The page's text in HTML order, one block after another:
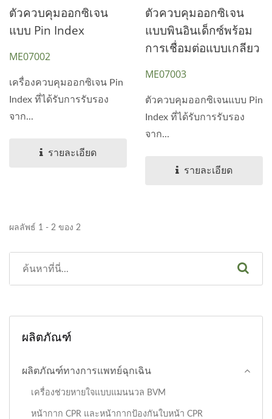
ตัวควบคุมออกซิเจน
แบบ Pin Index
ME07002
เครื่องควบคุมออกซิเจน Pin
Index ที่ได้รับการรับรอง
จาก...
รายละเอียด
ตัวควบคุมออกซิเจน
แบบพินอินเด็กซ์พร้อม
การเชื่อมต่อแบบเกลียว
ME07003
ตัวควบคุมออกซิเจนแบบ Pin
Index ที่ได้รับการรับรอง
จาก...
รายละเอียด
ผลลัพธ์ 1 - 2 ของ 2
ผลิตภัณฑ์
ผลิตภัณฑ์ทางการแพทย์ฉุกเฉิน
เครื่องช่วยหายใจแบบแมนนวล BVM
หน้ากาก CPR และหน้ากากป้องกันใบหน้า CPR